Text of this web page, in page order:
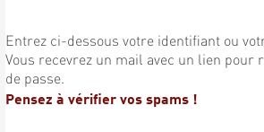
Entrez ci-dessous votre identifiant ou
Vous recevrez un mail avec un lien
de passe.
Pensez à vérifier vos spams !